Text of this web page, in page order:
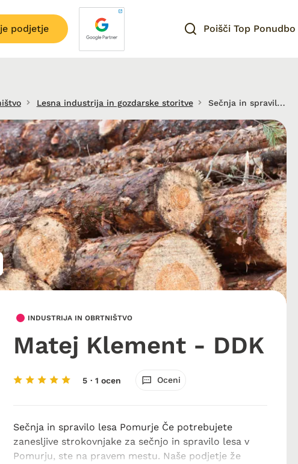
podjetje Poišči Top Ponudbo
Lesna industrija in gozdarske storitve Sečnja in spravilo lesa Pomurje
INDUSTRIJA IN OBRTNIŠTVO
Matej Klement - DDK
5 · 1 ocen Oceni
Sečnja in spravilo lesa Pomurje Če potrebujete
zanesljive strokovnjake za sečnjo in spravilo lesa v
Pomurju, ste na pravem mestu. Naše podjetje že